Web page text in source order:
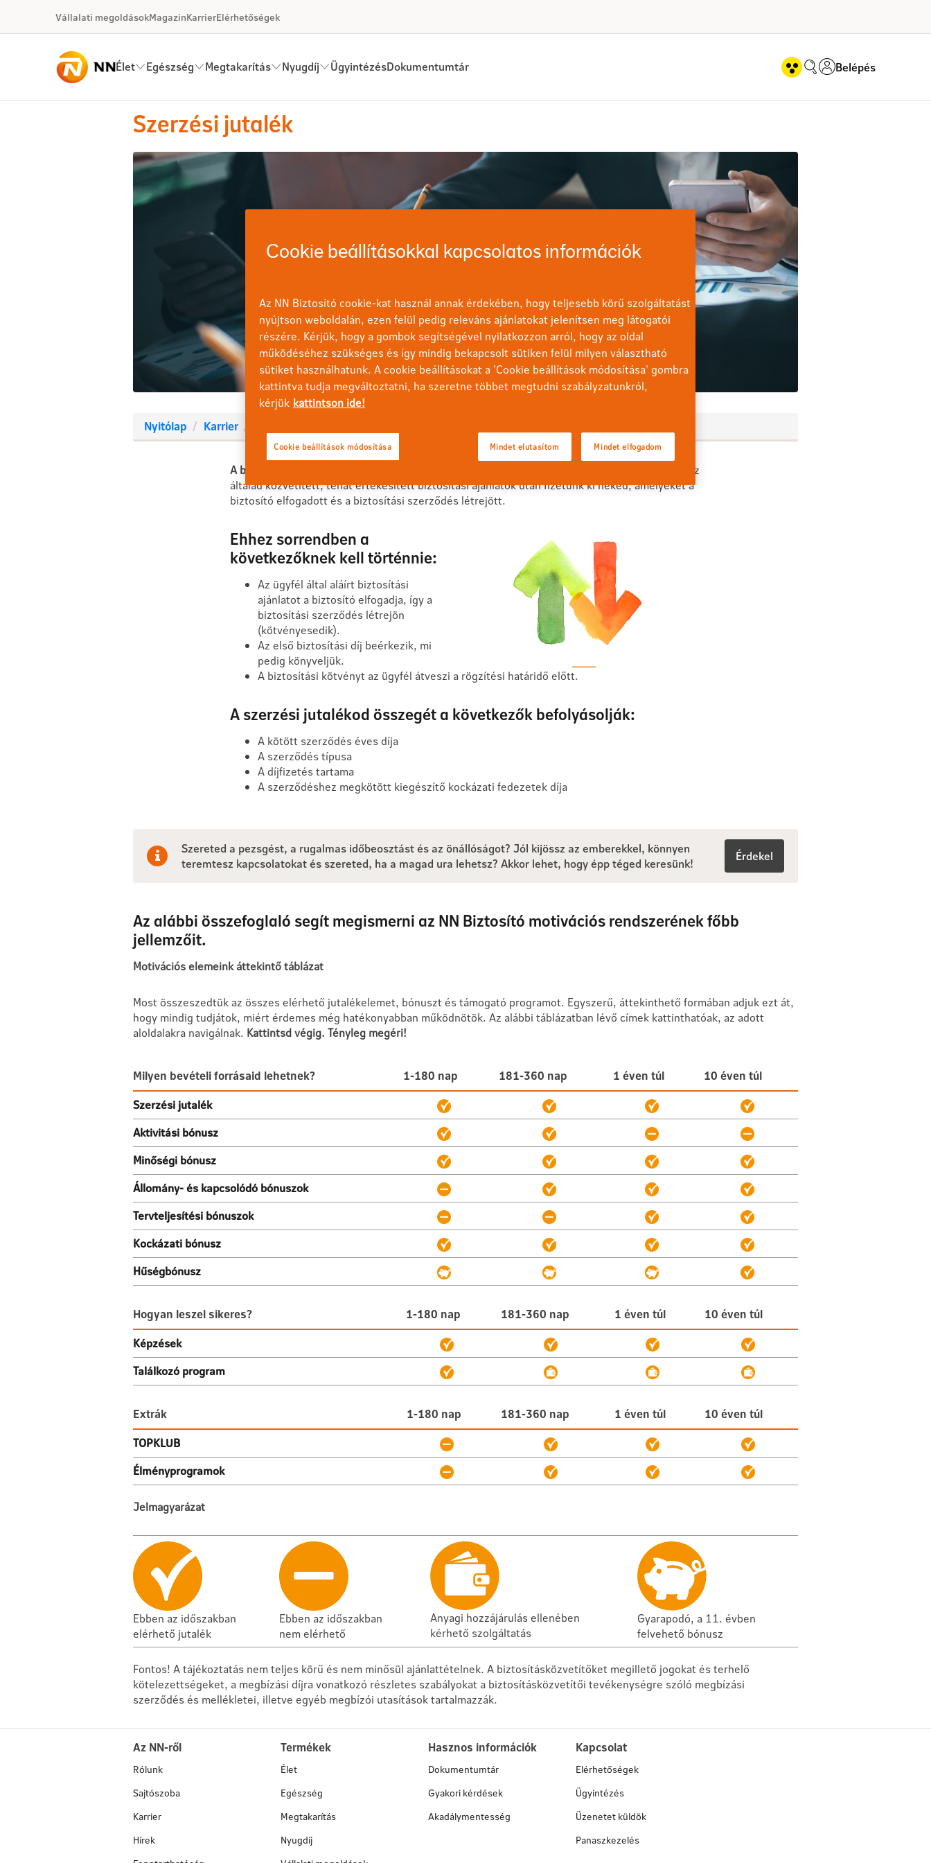
Ugrás a fő tartalomhoz
Vállalati megoldásokMagazinKarrierElérhetőségek
Élet Egészség Megtakarítás Nyugdíj ÜgyintézésDokumentumtár Belépés
Szerzési jutalék - Motivációs elemeink az Értékesítési Hálózatban
Szerzési jutalék
Nyitólap Karrier
A bevételed egyik legfontosabb eleme a Szerzési jutalék.
Ez egy olyan egyszeri jutalék, amit az
általad közvetített, tehát értékesített biztosítási ajánlatok után fizetünk ki neked, amelyeket a
biztosító elfogadott és a biztosítási szerződés létrejött.
Ehhez sorrendben a
következőknek kell történnie:
Az ügyfél által aláírt biztosítási
ajánlatot a biztosító elfogadja, így a
biztosítási szerződés létrejön
(kötvényesedik).
Az első biztosítási díj beérkezik, mi
pedig könyveljük.
A biztosítási kötvényt az ügyfél átveszi a rögzítési határidő előtt.
A szerzési jutalékod összegét a következők befolyásolják:
A kötött szerződés éves díja
A szerződés típusa
A díjfizetés tartama
A szerződéshez megkötött kiegészítő kockázati fedezetek díja
Szereted a pezsgést, a rugalmas időbeosztást és az önállóságot? Jól kijössz az emberekkel, könnyen
teremtesz kapcsolatokat és szereted, ha a magad ura lehetsz? Akkor lehet, hogy épp téged keresünk!
Érdekel
Az alábbi összefoglaló segít megismerni az NN Biztosító motivációs rendszerének főbb
jellemzőit.
Motivációs elemeink áttekintő táblázat
Most összeszedtük az összes elérhető jutalékelemet, bónuszt és támogató programot. Egyszerű, áttekinthető formában adjuk ezt át,
hogy mindig tudjátok, miért érdemes még hatékonyabban működnötök. Az alábbi táblázatban lévő címek kattinthatóak, az adott
aloldalakra navigálnak. Kattintsd végig. Tényleg megéri!
Milyen bevételi forrásaid lehetnek? 1-180 nap 181-360 nap 1 éven túl
10 éven túl
Szerzési jutalék
Aktivitási bónusz
Minőségi bónusz
Állomány- és kapcsolódó bónuszok
Tervteljesítési bónuszok
Kockázati bónusz
Hűségbónusz
Hogyan leszel sikeres? 1-180 nap 181-360 nap 1 éven túl
10 éven túl
Képzések
Találkozó program
Extrák 1-180 nap 181-360 nap 1 éven túl
10 éven túl
TOPKLUB
Élményprogramok
Jelmagyarázat
Ebben az időszakban
elérhető jutalék
Ebben az időszakban
nem elérhető
Anyagi hozzájárulás ellenében
kérhető szolgáltatás
Gyarapodó, a 11. évben
felvehető bónusz
Fontos! A tájékoztatás nem teljes körű és nem minősül ajánlattételnek. A biztosításközvetítőket megillető jogokat és terhelő
kötelezettségeket, a megbízási díjra vonatkozó részletes szabályokat a biztosításközvetítői tevékenységre szóló megbízási
szerződés és mellékletei, illetve egyéb megbízói utasítások tartalmazzák.
Az NN-ről
Rólunk
Sajtószoba
Karrier
Hírek
Termékek
Élet
Egészség
Megtakarítás
Nyugdíj
Hasznos információk
Dokumentumtár
Gyakori kérdések
Akadálymentesség
Kapcsolat
Elérhetőségek
Ügyintézés
Üzenetet küldök
Panaszkezelés
Cookie beállításokkal kapcsolatos információk
Az NN Biztosító cookie-kat használ annak érdekében, hogy teljesebb körű szolgáltatást
nyújtson weboldalán, ezen felül pedig releváns ajánlatokat jelenítsen meg látogatói
részére. Kérjük, hogy a gombok segítségével nyilatkozzon arról, hogy az oldal
működéséhez szükséges és így mindig bekapcsolt sütiken felül milyen választható
sütiket használhatunk. A cookie beállításokat a 'Cookie beállítások módosítása' gombra
kattintva tudja megváltoztatni, ha szeretne többet megtudni szabályzatunkról,
kérjük kattintson ide!
Mindet elutasítom Mindet elfogadom
Cookie beállítások módosítása